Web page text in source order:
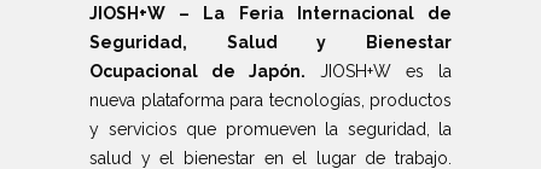
JIOSH+W – La Feria Internacional de
Seguridad, Salud y Bienestar
Ocupacional de Japón. JIOSH+W es la
nueva plataforma para tecnologías, productos
y servicios que promueven la seguridad, la
salud y el bienestar en el lugar de trabajo.